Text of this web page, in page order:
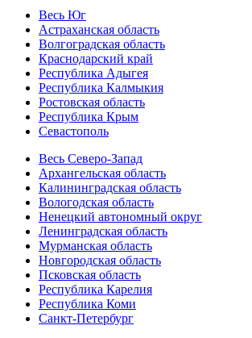
Весь Юг
Астраханская область
Волгоградская область
Краснодарский край
Республика Адыгея
Республика Калмыкия
Ростовская область
Республика Крым
Севастополь
Весь Северо-Запад
Архангельская область
Калининградская область
Вологодская область
Ненецкий автономный округ
Ленинградская область
Мурманская область
Новгородская область
Псковская область
Республика Карелия
Республика Коми
Санкт-Петербург